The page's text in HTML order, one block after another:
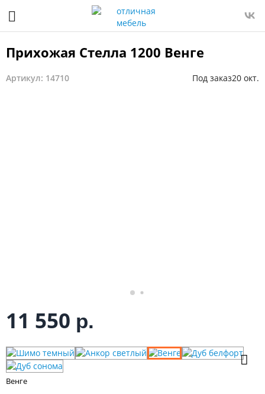
Прихожая Стелла 1200 Венге
Артикул: 14710 Под заказ20 окт.
11 550 р.
Венге